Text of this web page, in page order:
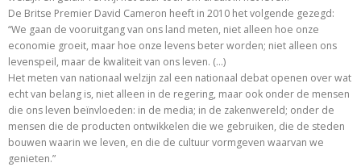
De Britse Premier David Cameron heeft in 2010 het volgende gezegd:
“We gaan de vooruitgang van ons land meten, niet alleen hoe onze
economie groeit, maar hoe onze levens beter worden; niet alleen ons
levenspeil, maar de kwaliteit van ons leven. (…)
Het meten van nationaal welzijn zal een nationaal debat openen over wat
echt van belang is, niet alleen in de regering, maar ook onder de mensen
die ons leven beïnvloeden: in de media; in de zakenwereld; onder de
mensen die de producten ontwikkelen die we gebruiken, die de steden
bouwen waarin we leven, en die de cultuur vormgeven waarvan we
genieten.”